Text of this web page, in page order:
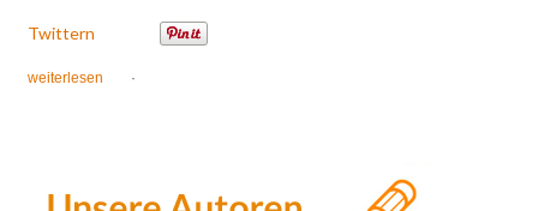
Twittern
weiterlesen ·